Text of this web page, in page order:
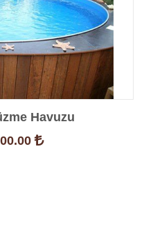
Havuzu